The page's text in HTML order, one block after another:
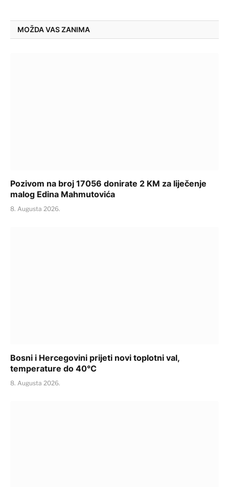
MOŽDA VAS ZANIMA
Pozivom na broj 17056 donirate 2 KM za liječenje
malog Edina Mahmutovića
8. Augusta 2026.
Bosni i Hercegovini prijeti novi toplotni val,
temperature do 40°C
8. Augusta 2026.